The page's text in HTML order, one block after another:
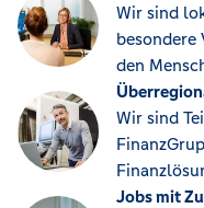
Wir sind
besondere
den
Wir sind
Jobs mit